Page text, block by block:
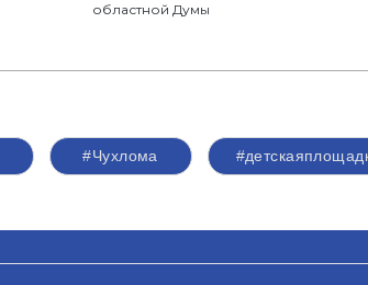
областной Думы
#Чухлома